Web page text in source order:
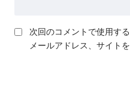
次回のコメントで使用す
メールアドレス、サイトを